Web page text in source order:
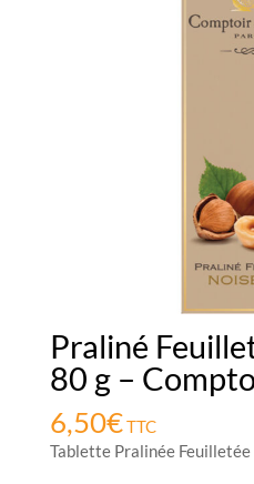
Praliné
80 g –
6,50€TTC
Tablette Pralinée